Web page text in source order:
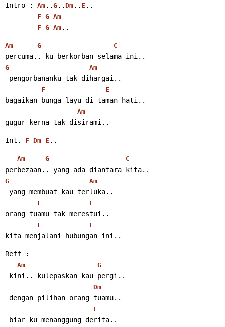
Intro : Am .. G .. Dm .. E ..
F G Am
F G Am ..
Am G C
percuma.. ku berkorban selama ini..
G Am
pengorbananku tak dihargai..
F E
bagaikan bunga layu di taman hati..
Am
gugur kerna tak disirami..
Int. F Dm E ..
Am G C
perbezaan.. yang ada diantara kita..
G Am
yang membuat kau terluka..
F E
orang tuamu tak merestui..
F E
kita menjalani hubungan ini..
Reff :
Am G
kini.. kulepaskan kau pergi..
Dm
dengan pilihan orang tuamu..
E
biar ku menanggung derita..